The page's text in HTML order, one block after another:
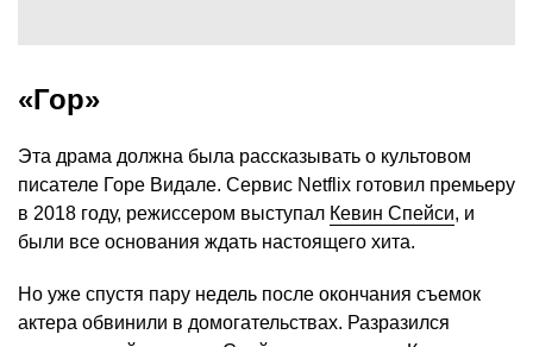
«Гор»
Эта драма должна была рассказывать о культовом
писателе Горе Видале. Сервис Netflix готовил премьеру
в 2018 году, режиссером выступал Кевин Спейси, и
были все основания ждать настоящего хита.
Но уже спустя пару недель после окончания съемок
актера обвинили в домогательствах. Разразился